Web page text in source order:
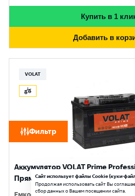
Фильтр
Купить в 1
Добавить в
VOLAT
Аккумулятор VOLAT Prime
Прямая, L+ D2 арт.VST1251
Сайт использует файлы Cookie (куки-
Продолжая использовать сайт Вы
сбор данных о Вашем посещении сайта.